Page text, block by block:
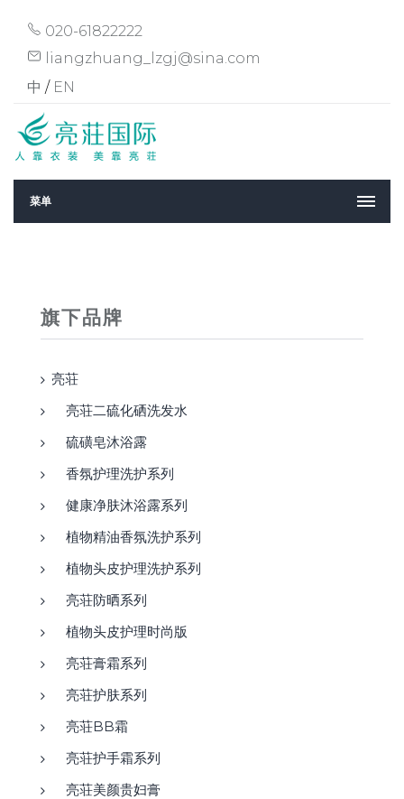
020-61822222
liangzhuang_lzgj@sina.com
中 / EN
菜单
旗下品牌
亮荘
亮荘二硫化硒洗发水
硫磺皂沐浴露
香氛护理洗护系列
健康净肤沐浴露系列
植物精油香氛洗护系列
植物头皮护理洗护系列
亮荘防晒系列
植物头皮护理时尚版
亮荘膏霜系列
亮荘护肤系列
亮荘BB霜
亮荘护手霜系列
亮荘美颜贵妇膏